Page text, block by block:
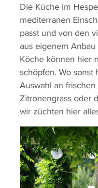
Die Küche im
mediterranen
passt und von den
aus eigenem
Köche können hier
schöpfen. Wo sonst
Auswahl an
Zitronengrass oder
wir züchten hier